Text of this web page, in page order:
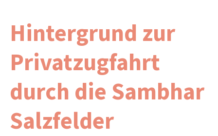
Hintergrund zur
Privatzugfahrt
durch die Sambhar
Salzfelder